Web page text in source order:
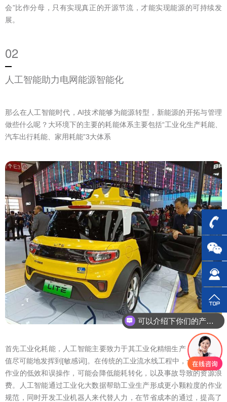
会”比作分母，只有实现真正的开源节流，才能实现能源的可持续发
展。
02
人工智能助力电网能源智能化
那么在人工智能时代，AI技术能够为能源转型，新能源的开拓与管理
做些什么呢？大环境下的主要的耗能体系主要包括“工业化生产耗能、
汽车出行耗能、家用耗能”3大体系
首先工业化耗能，人工智能主要致力于其工业化精细生产，将能耗价
值尽可能地发挥到[敏感词]。在传统的工业流水线工程中，一方面人力
作业的低效和误操作，可能会降低能耗转化，以及事故导致的资源浪
费。人工智能通过工业化大数据帮助工业生产形成更小颗粒度的作业
规范，同时开发工业机器人来代替人力，在节省成本的通过，提高了
可以介绍下你们的产品么？